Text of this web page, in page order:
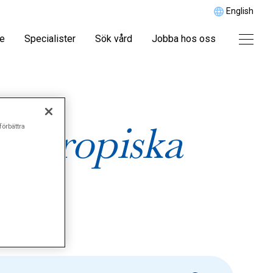
English
Specialister Sök vård Jobba hos oss
tropiska